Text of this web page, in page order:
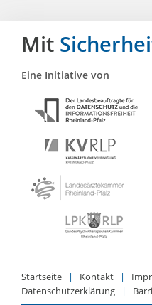
Eine Initiative von
Mit
Startseite Kontakt
Datenschutzerklärung